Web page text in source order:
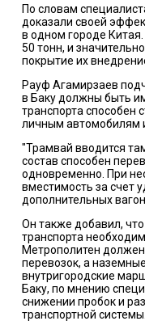
По словам
доказали своей
в одном городе
50 тонн, и
покрытие их
Рауф Агамирзаев
в Баку должны быть
транспорта способен
личным автомобилям
"Трамвай вводится
состав способен
одновременно. При
вместимость за счет
дополнительных
Он также добавил,
транспорта
Метрополитен
перевозок, а
внутригородские
Баку, по мнению
снижении пробок и
транспортной системы.